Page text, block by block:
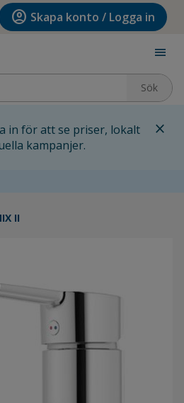
account_circle Skapa konto / Logga in
menu
Sök
in för att se priser, lokalt
kampanjer.
close
II